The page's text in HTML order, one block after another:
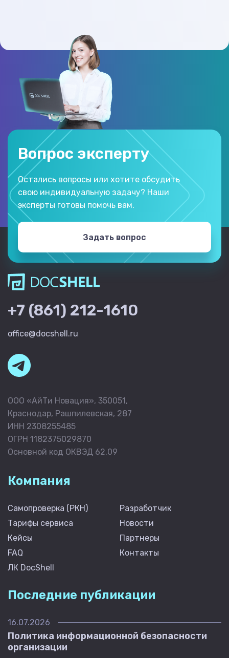
Вопрос эксперту
Остались вопросы или хотите обсудить
свою индивидуальную задачу? Наши
эксперты готовы помочь вам.
Задать вопрос
+7 (861) 212-1610
office@docshell.ru
ООО «АйТи Новация», 350051,
Краснодар, Рашпилевская, 287
ИНН 2308255485
ОГРН 1182375029870
Основной код ОКВЭД 62.09
Компания
Самопроверка (РКН)
Тарифы сервиса
Кейсы
FAQ
ЛК DocShell
Разработчик
Новости
Партнеры
Контакты
Последние публикации
16.07.2026
Политика информационной безопасности
организации